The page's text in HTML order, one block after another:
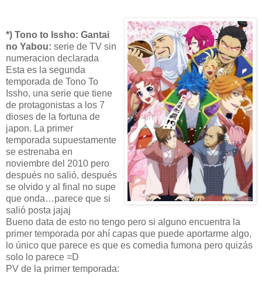
*) Tono to Issho: Gantai
no Yabou: serie de TV sin
numeracion declarada
Esta es la segunda
temporada de Tono To
Issho, una serie que tiene
de protagonistas a los 7
dioses de la fortuna de
japon. La primer
temporada supuestamente
se estrenaba en
noviembre del 2010 pero
después no salió, después
se olvido y al final no supe
que onda…parece que si
salió posta jajaj
Bueno data de esto no tengo pero si alguno encuentra la
primer temporada por ahí capas que puede aportarme algo,
lo único que parece es que es comedia fumona pero quizás
solo lo parece =D
PV de la primer temporada: